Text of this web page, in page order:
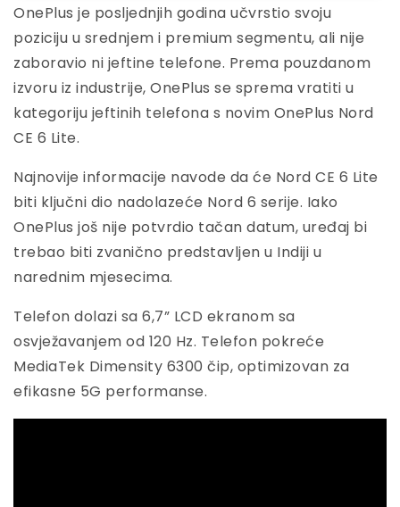
OnePlus je posljednjih godina učvrstio svoju
poziciju u srednjem i premium segmentu, ali nije
zaboravio ni jeftine telefone. Prema pouzdanom
izvoru iz industrije, OnePlus se sprema vratiti u
kategoriju jeftinih telefona s novim OnePlus Nord
CE 6 Lite.
Najnovije informacije navode da će Nord CE 6 Lite
biti ključni dio nadolazeće Nord 6 serije. Iako
OnePlus još nije potvrdio tačan datum, uređaj bi
trebao biti zvanično predstavljen u Indiji u
narednim mjesecima.
Telefon dolazi sa 6,7” LCD ekranom sa
osvježavanjem od 120 Hz. Telefon pokreće
MediaTek Dimensity 6300 čip, optimizovan za
efikasne 5G performanse.